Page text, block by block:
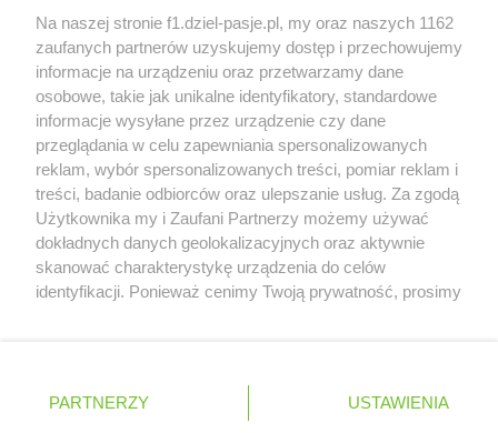
Honda uświadomiła sobie skalę problemów z
silnikiem dopiero w styczniu
Audi planuje wprowadzić jeszcze cztery duże
pakiety poprawek w 2026 roku
Polityka prywatności © 2004 - 2026 GPmedia
Kopiowanie treści bez
zgody autorów zabronione.
powiązana w żaden sposób z grupą przedsiębiorstw Formula
Serwis internetowy, z którego korzystasz, używa plików
cookies. Są to pliki instalowane w urządzeniach
końcowych osób korzystających z serwisu, w celu
administrowania serwisem, poprawy jakości
Dowiedz się więcej o naszej polityce
Na naszej stronie f1.dziel-pasje.pl, my oraz naszych 1162
zaufanych partnerów uzyskujemy dostęp i przechowujemy
informacje na urządzeniu oraz przetwarzamy dane
osobowe, takie jak unikalne identyfikatory, standardowe
informacje wysyłane przez urządzenie czy dane
przeglądania w celu zapewniania spersonalizowanych
reklam, wybór spersonalizowanych treści, pomiar reklam i
treści, badanie odbiorców oraz ulepszanie usług. Za zgodą
Użytkownika my i Zaufani Partnerzy możemy używać
dokładnych danych geolokalizacyjnych oraz aktywnie
skanować charakterystykę urządzenia do celów
identyfikacji. Ponieważ cenimy Twoją prywatność, prosimy
prywatności znajdujący się w lewym dolnym rogu strony
. Niektóre rodzaje przetwarzania danych nie wymagają
PARTNERZY USTAWIENIA